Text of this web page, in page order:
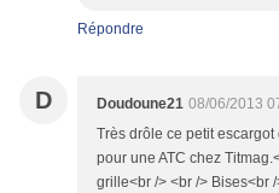
Répondre
D Doudoune21 08/06/2013
Très drôle ce petit
pour une ATC chez
grille<br /> <br /> Bises<br